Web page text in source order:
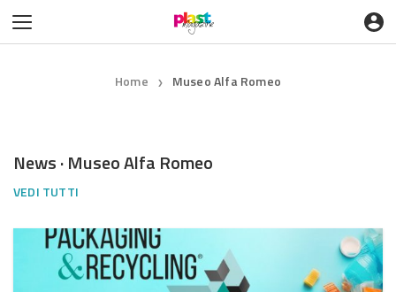
Home ❯ Museo Alfa Romeo
News · Museo Alfa Romeo
VEDI TUTTI